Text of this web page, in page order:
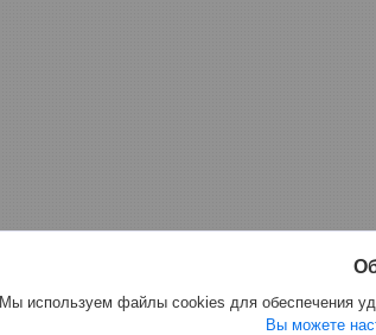
Мы используем файлы cookies для обеспечения
Вы можете